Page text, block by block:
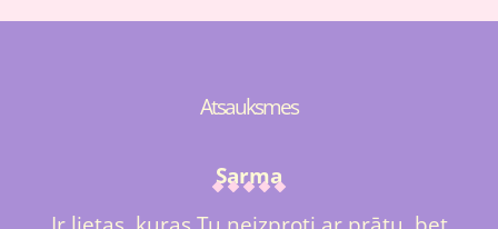
Atsauksmes
Sarma